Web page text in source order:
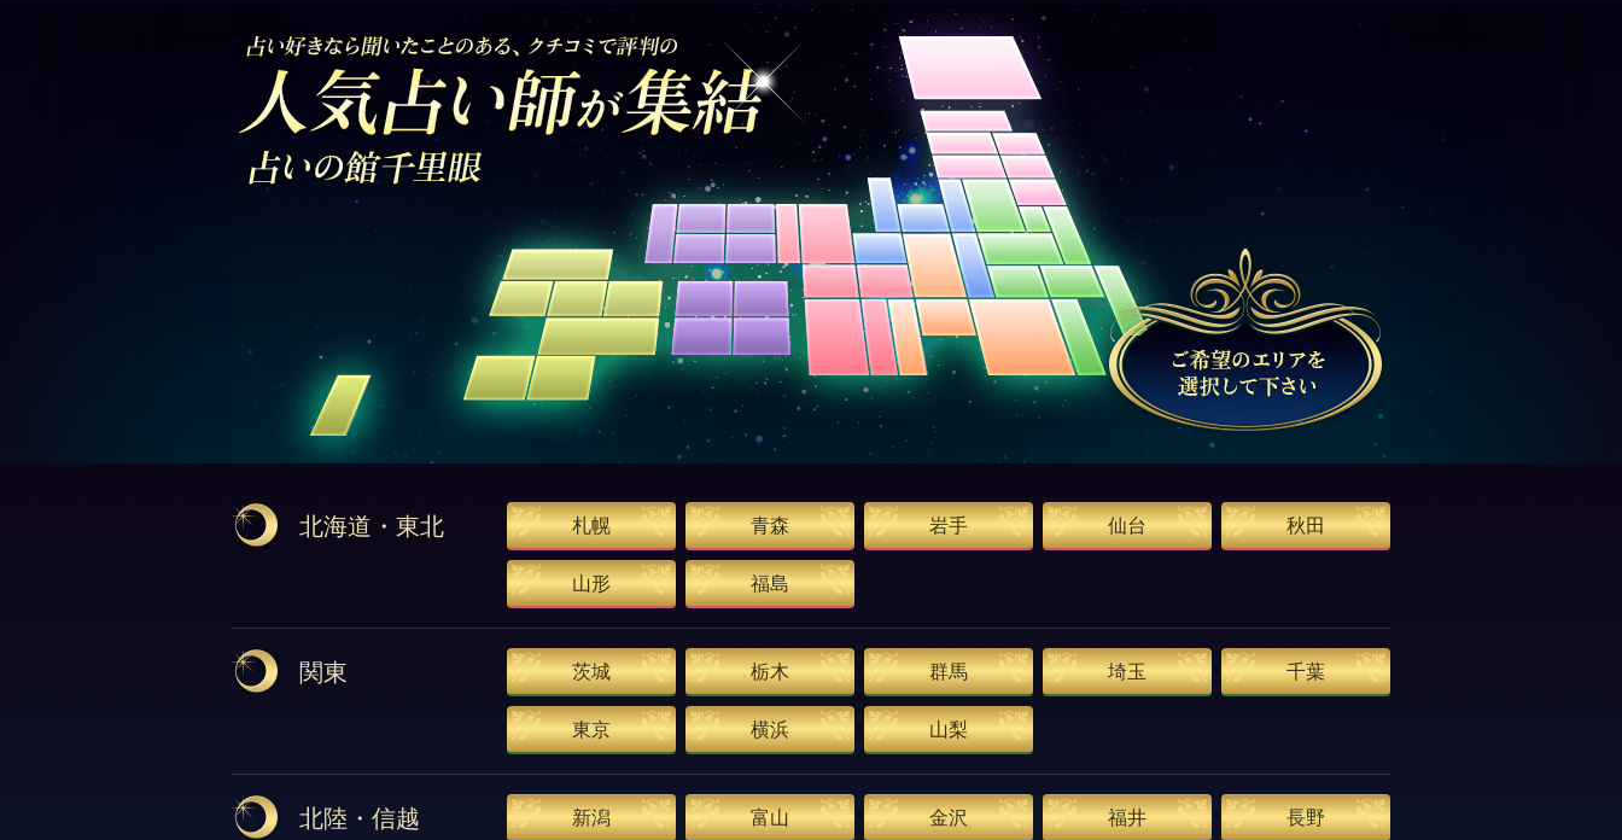
北海道・東北 札幌 青森 岩手 仙台 秋田
山形 福島
関東 茨城 栃木 群馬 埼玉 千葉
東京 横浜 山梨
北陸・信越 新潟 富山 金沢 福井 長野